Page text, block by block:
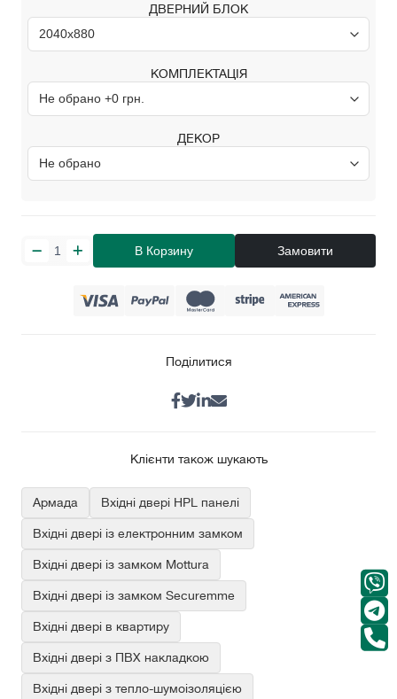
ДВЕРНИЙ БЛОК
КОМПЛЕКТАЦІЯ
ДЕКОР
В Корзину Замовити
Поділитися
Клієнти також шукають
Армада Вхідні двері HPL панелі
Вхідні двері із електронним замком
Вхідні двері із замком Mottura
Вхідні двері із замком Securemme
Вхідні двері в квартиру
Вхідні двері з ПВХ накладкою
Вхідні двері з тепло-шумоізоляцією